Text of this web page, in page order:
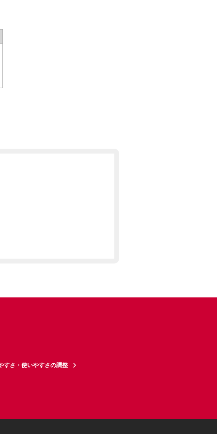
すさ・使いやすさの調整